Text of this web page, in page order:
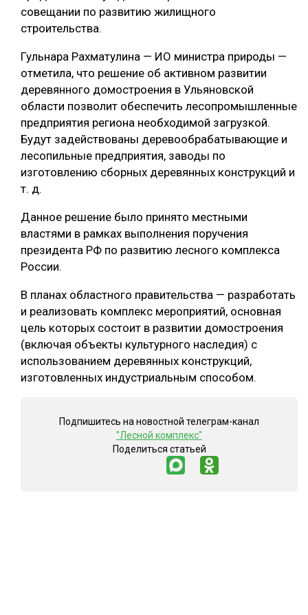
ПРОИЗВОДСТВО ДРЕВЕСНЫХ ПЛИТ
КОМПЛЕКСНАЯ ПЕРЕРАБОТКА
ЛЕСОПИЛЕНИЕ
ДЕРЕВЯННОЕ ДОМОСТРОЕНИЕ
БЕЗОПАСНОЕ ПРОИЗВОДСТВО
СОРТИРОВКА ДРЕВЕСИНЫ
совещании по развитию жилищного
строительства.
Гульнара Рахматулина — ИО министра природы —
отметила, что решение об активном развитии
деревянного домостроения в Ульяновской
области позволит обеспечить лесопромышленные
предприятия региона необходимой загрузкой.
Будут задействованы деревообрабатывающие и
лесопильные предприятия, заводы по
изготовлению сборных деревянных конструкций и
т. д.
Данное решение было принято местными
властями в рамках выполнения поручения
президента РФ по развитию лесного комплекса
России.
В планах областного правительства — разработать
и реализовать комплекс мероприятий, основная
цель которых состоит в развитии домостроения
(включая объекты культурного наследия) с
использованием деревянных конструкций,
изготовленных индустриальным способом.
Подпишитесь на новостной телеграм-канал
"Лесной комплекс"
Поделиться статьей